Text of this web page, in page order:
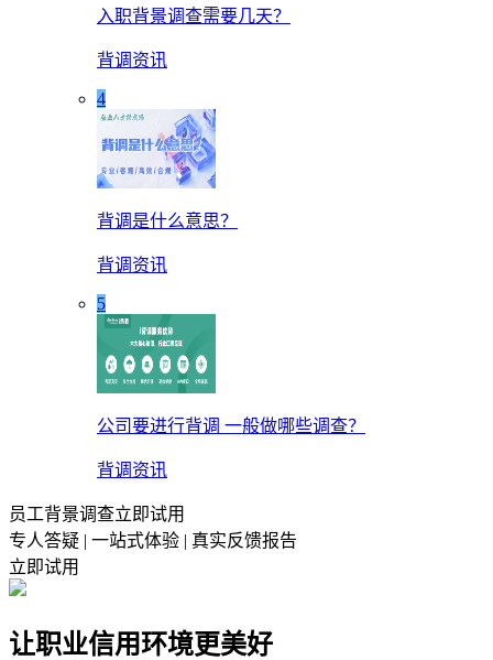
入职背景调查需要几天？
背调资讯
4
背调是什么意思？
背调资讯
5
公司要进行背调 一般做哪些调查？
背调资讯
员工背景调查立即试用
专人答疑 | 一站式体验 | 真实反馈报告
立即试用
让职业信用环境更美好